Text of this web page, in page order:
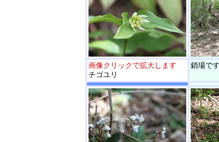
画像クリックで拡大します
チゴユリ
鎖場で